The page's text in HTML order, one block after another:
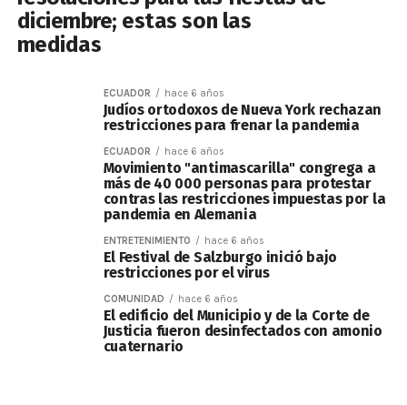
diciembre; estas son las
medidas
ECUADOR hace 6 años
Judíos ortodoxos de Nueva York rechazan
restricciones para frenar la pandemia
ECUADOR hace 6 años
Movimiento "antimascarilla" congrega a
más de 40 000 personas para protestar
contras las restricciones impuestas por la
pandemia en Alemania
ENTRETENIMIENTO hace 6 años
El Festival de Salzburgo inició bajo
restricciones por el virus
COMUNIDAD hace 6 años
El edificio del Municipio y de la Corte de
Justicia fueron desinfectados con amonio
cuaternario